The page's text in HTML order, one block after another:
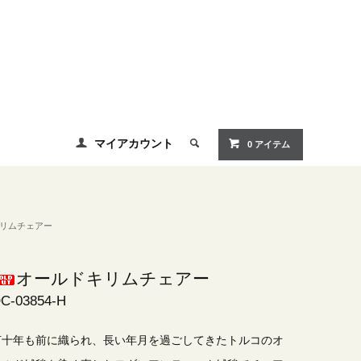
マイアカウント 0 アイテム
ムチェアー
オールドキリムチェアー
03854-H
年も前に織られ、長い年月を過ごしてきたトルコのオ